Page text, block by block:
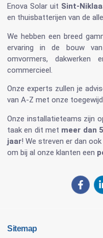
Enova Solar uit Sint-
en thuisbatterijen van de
We hebben een breed
ervaring in de bouw
omvormers, dakwerken
commercieel.
Onze experts zullen je
van A-Z met onze
Onze installatieteams zijn
taak en dit met meer dan
jaar! We streven er dan
om bij al onze klanten een
Sitemap